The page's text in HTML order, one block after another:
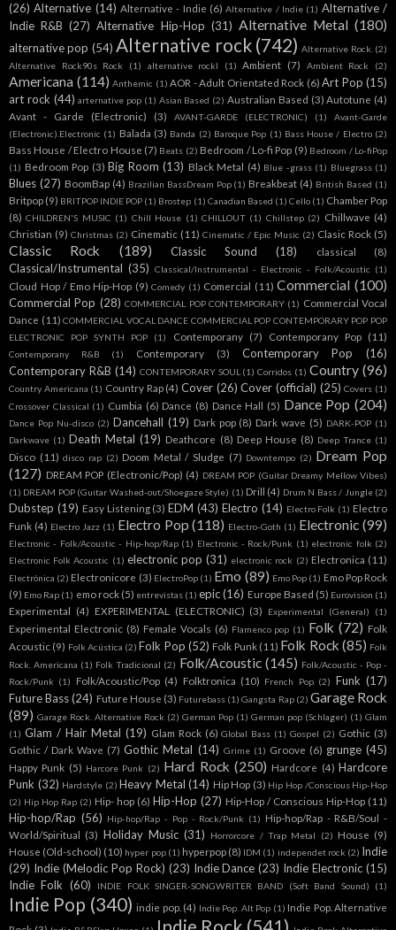
(26) Alternative (14) Alternative - Indie (6) Alternative / Indie (1) Alternative /
Indie R&B (27) Alternative Hip-Hop (31) Alternative Metal (180)
alternative pop (54) Alternative rock (742) Alternative Rock. (2)
Alternative Rock90s Rock
(1) alternative rockl (1) Ambient (7) Ambient Rock (2)
Americana (114) Anthemic (1) AOR - Adult Orientated Rock (6) Art Pop (15)
art rock (44) arternative pop (1) Asian Based (2) Australian Based (3) Autotune (4)
Avant - Garde (Electronic)
(3) AVANT-GARDE (ELECTRONIC) (1)
Avant-Garde
(Electronic).Electronic (1) Balada (3) Banda (2) Baroque Pop (1) Bass House / Electro (2)
Bass House / Electro House (7) Beats (2) Bedroom / Lo-fi Pop (9) Bedroom / Lo-fiPop
(1) Bedroom Pop (3) Big Room (13) Black Metal (4) Blue -grass (1) Bluegrass (1)
Blues (27) BoomBap (4) Brazilian BassDream Pop (1) Breakbeat (4) British Based (1)
Britpop (9) BRITPOP INDIE POP (1) Brostep (1) Canadian Based (1) Cello (1) Chamber Pop
(8) CHILDREN'S MUSIC (1) Chill House (1) CHILLOUT (1) Chillstep (2) Chillwave (4)
Christian (9) Christmas (2) Cinematic (11) Cinematic / Epic Music (2) Clasic Rock (5)
Classic Rock (189) Classic Sound (18) classical (8)
Classical/Instrumental (35) Classical/Instrumental - Electronic - Folk/Acoustic (1)
Cloud Hop / Emo Hip-Hop (9) Comedy (1) Comercial (11) Commercial (100)
Commercial Pop (28) COMMERCIAL POP CONTEMPORARY (1) Commercial Vocal
Dance (11) COMMERCIAL VOCAL DANCE COMMERCIAL POP CONTEMPORARY POP POP
ELECTRONIC POP SYNTH POP
(1) Contemporany (7) Contemporany Pop (11)
Contemporany R&B (1) Contemporary (3) Contemporary Pop
(16)
Contemporary R&B (14) CONTEMPORARY SOUL (1) Corridos (1) Country (96)
Country Americana (1) Country Rap (4) Cover (26) Cover (official) (25) Covers (1)
Crossover Classical (1) Cumbia (6) Dance (8) Dance Hall (5) Dance Pop (204)
Dance Pop Nu-disco (2) Dancehall (19) Dark pop (8) Dark wave (5) DARK-POP (1)
Darkwave (1) Death Metal (19) Deathcore (8) Deep House (8) Deep Trance (1)
Disco (11) disco rap (2) Doom Metal / Sludge (7) Downtempo (2) Dream Pop
(127) DREAM POP (Electronic/Pop) (4) DREAM POP (Guitar Dreamy Mellow Vibes)
(1) DREAM POP (Guitar Washed-out/Shoegaze Style) (1) Drill (4) Drum N Bass / Jungle (2)
Dubstep (19) Easy Listening (3) EDM (43) Electro (14) Electro Folk (1) Electro
Funk (4) Electro Jazz (1) Electro Pop (118) Electro-Goth (1) Electronic (99)
Electronic - Folk/Acoustic - Hip-hop/Rap (1) Electronic - Rock/Punk (1) electronic folk (2)
Electronic Folk Acoustic (1) electronic pop (31) electronic rock (2) Electronica (11)
Electrónica (2) Electronicore (3) ElectroPop (1) Emo (89) Emo Pop (1) Emo Pop Rock
(9) Emo Rap (1) emo rock (5) entrevistas (1) epic (16) Europe Based (5) Eurovision (1)
Experimental (4) EXPERIMENTAL (ELECTRONIC) (3) Experimental (General) (1)
Experimental Electronic (8) Female Vocals (6) Flamenco pop (1) Folk (72) Folk
Acoustic (9) Folk Acústica (2) Folk Pop (52) Folk Punk (11) Folk Rock (85) Folk
Rock. Americana (1) Folk Tradicional (2) Folk/Acoustic (145) Folk/Acoustic - Pop -
Rock/Punk (1) Folk/Acoustic/Pop (4) Folktronica (10) French Pop (2) Funk (17)
Future Bass (24) Future House (3) Futurebass (1) Gangsta Rap (2) Garage Rock
(89) Garage Rock. Alternative Rock (2) German Pop (1) German pop (Schlager) (1) Glam
(1) Glam / Hair Metal (19) Glam Rock (6) Global Bass (1) Gospel (2) Gothic (3)
Gothic / Dark Wave (7) Gothic Metal (14) Grime (1) Groove (6) grunge (45)
Happy Punk (5) Harcore Punk (2) Hard Rock (250) Hardcore (4) Hardcore
Punk (32) Hardstyle (2) Heavy Metal (14) Hip Hop (3) Hip Hop /Conscious Hip-Hop
(2) Hip Hop Rap (2) Hip- hop (6) Hip-Hop (27) Hip-Hop / Conscious Hip-Hop (11)
Hip-hop/Rap (56) Hip-hop/Rap - Pop - Rock/Punk (1) Hip-hop/Rap - R&B/Soul -
World/Spiritual (3) Holiday Music (31) Horrorcore / Trap Metal (2) House (9)
House (Old-school) (10) hyper pop (1) hyperpop (8) IDM (1) independet rock (2) Indie
(29) Indie (Melodic Pop Rock) (23) Indie Dance (23) Indie Electronic (15)
Indie Folk (60) INDIE FOLK SINGER-SONGWRITER BAND (Soft Band Sound) (1)
Indie Pop (340) indie pop. (4) Indie Pop. Alt Pop (1) Indie Pop. Alternative